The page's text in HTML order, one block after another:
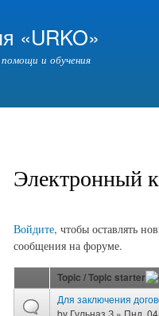
«URKO»
и обучения
Электронный
Войдите, чтобы оставлять
сообщения на форуме.
Страницы
Topic / Topic starter
Для заключения
by Гульназ З » Пнд,